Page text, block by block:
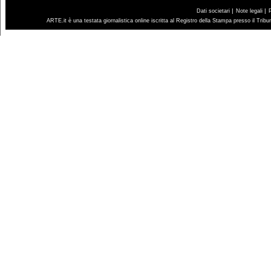
Dati societari | Note legali |
ARTE.it è una testata giornalistica online iscritta al Registro della Stampa presso il